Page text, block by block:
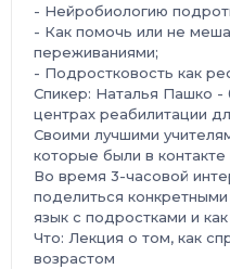
- Нейробиологию
- Как помочь или не
переживаниями;
- Подростковость как
Спикер: Наталья Пашко -
центрах реабилитации
Своими лучшими
которые были в
Во время 3-часовой
поделиться
язык с подростками и
Что: Лекция о том, как
возрастом